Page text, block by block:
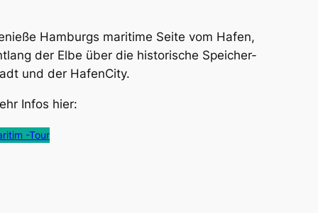
Hamburgs maritime Seite vom Hafen,
der Elbe über die historische Speicher-
und der HafenCity.
Infos hier:
-Tour